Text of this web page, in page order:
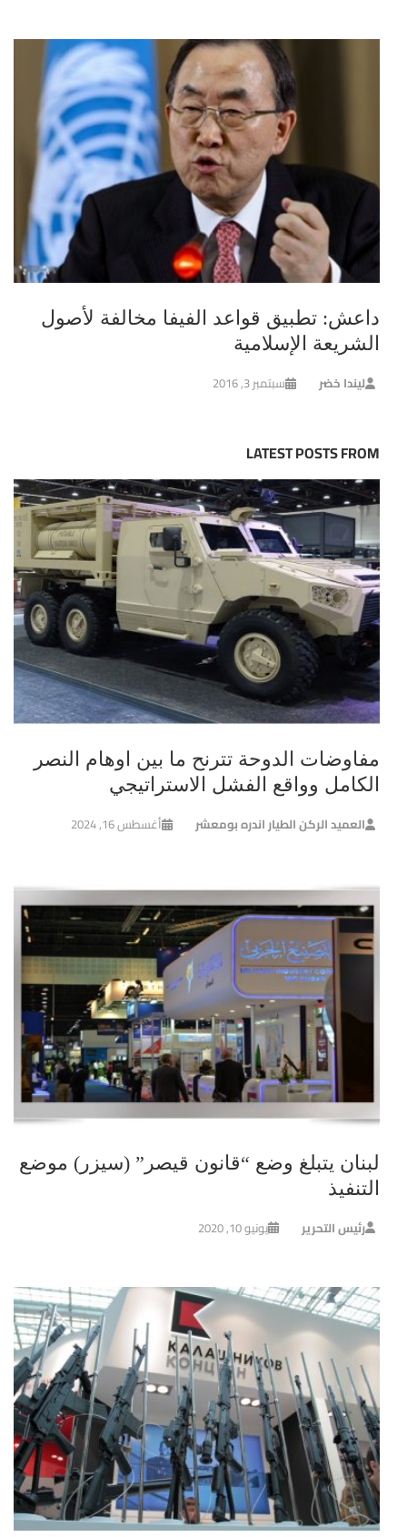
داعش: تطبيق قواعد الفيفا مخالفة لأصول
الشريعة الإسلامية
ليندا خضر سبتمبر 3, 2016
LATEST POSTS FROM
مفاوضات الدوحة تترنح ما بين اوهام النصر
الكامل وواقع الفشل الاستراتيجي
العميد الركن الطيار اندره بومعشر أغسطس 16, 2024
لبنان يتبلغ وضع “قانون قيصر” (سيزر) موضع
التنفيذ
رئيس التحرير يونيو 10, 2020